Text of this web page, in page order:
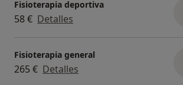
Fisioterapia deportiva
58 € Detalles
Fisioterapia general
265 € Detalles